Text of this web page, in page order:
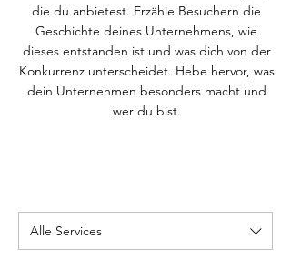
die du anbietest. Erzähle Besuchern die
Geschichte deines Unternehmens, wie
dieses entstanden ist und was dich von der
Konkurrenz unterscheidet. Hebe hervor, was
dein Unternehmen besonders macht und
wer du bist.
Alle Services